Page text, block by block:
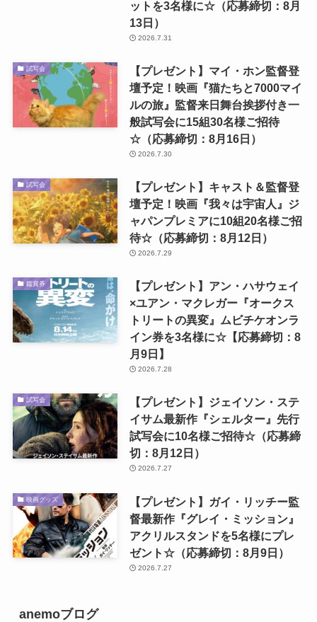
ットを3名様に☆（応募締切：8月
13日）
2026.7.31
試写会
【プレゼント】マイ・ホン監督登
壇予定！映画『猫たちと7000マイ
ルの旅』監督来日舞台挨拶付き一
般試写会に15組30名様ご招待
☆（応募締切：8月16日）
2026.7.30
試写会
【プレゼント】キャスト＆監督登
壇予定！映画『我々は宇宙人』ジ
ャパンプレミアに10組20名様ご招
待☆（応募締切：8月12日）
2026.7.29
鑑賞券
【プレゼント】アン・ハサウェイ
×ユアン・マクレガー『オークス
トリートの異変』ムビチケオンラ
イン券を3名様に☆【応募締切：8
月9日】
2026.7.28
試写会
【プレゼント】ジェイソン・ステ
イサム最新作『シェルター』先行
試写会に10名様ご招待☆（応募締
切：8月12日）
2026.7.27
映画グッズ
【プレゼント】ガイ・リッチー監
督最新作『グレイ・ミッション』
アクリルスタンドを5名様にプレ
ゼント☆（応募締切：8月9日）
2026.7.27
anemoブログ